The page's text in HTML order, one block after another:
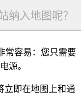
纳入地图呢？
常容易：您只需要
源。
立即在地图上和通